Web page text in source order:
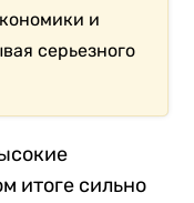
и
серьезного
итоге сильно